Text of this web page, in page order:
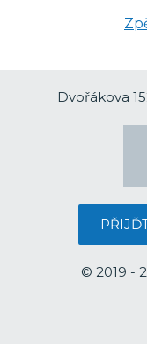
Dvořákova
© 2019 -